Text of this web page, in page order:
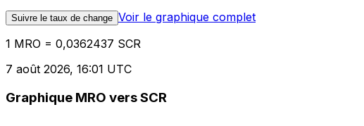
Suivre le taux de change Voir le graphique complet
1 MRO = 0,0362437 SCR
7 août 2026, 16:01 UTC
Graphique MRO vers SCR